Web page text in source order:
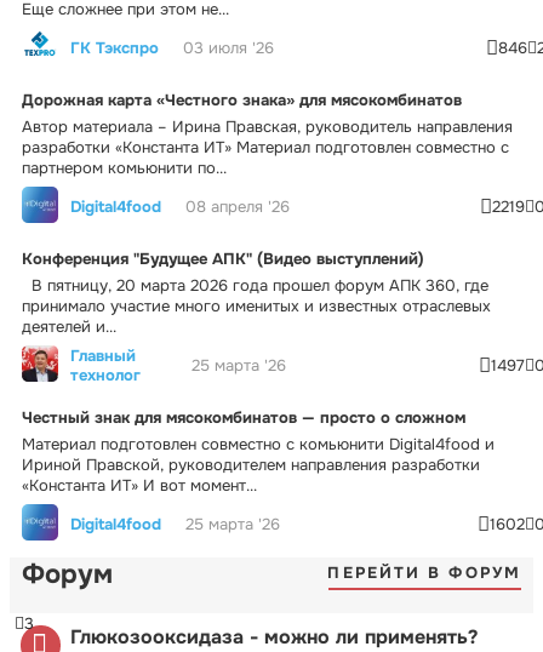
Еще сложнее при этом не...
ГК Тэкспро
03 июля '26 846
Дорожная карта «Честного знака» для мясокомбинатов
Автор материала – Ирина Правская, руководитель направления
разработки «Константа ИТ» Материал подготовлен совместно с
партнером комьюнити по...
Digital4food
08 апреля '26 2219
Конференция "Будущее АПК" (Видео выступлений)
В пятницу, 20 марта 2026 года прошел форум АПК 360, где
принимало участие много именитых и известных отраслевых
деятелей и...
Главный
технолог
25 марта '26 1497
Честный знак для мясокомбинатов — просто о сложном
Материал подготовлен совместно с комьюнити Digital4food и
Ириной Правской, руководителем направления разработки
«Константа ИТ» И вот момент...
Digital4food
25 марта '26 1602
Форум ПЕРЕЙТИ В ФОРУМ
Глюкозооксидаза - можно ли применять?
3